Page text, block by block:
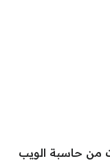
من حاسبة الويب